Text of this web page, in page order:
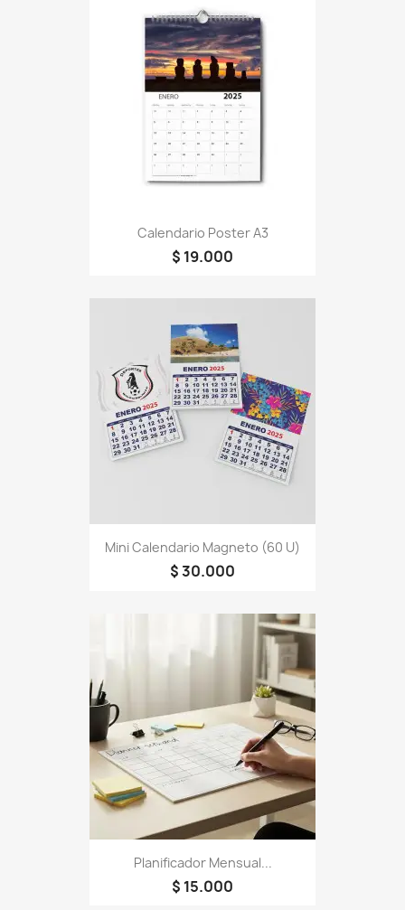
Calendario Poster A3
$ 19.000
Mini Calendario Magneto (60 U)
$ 30.000
Planificador Mensual...
$ 15.000